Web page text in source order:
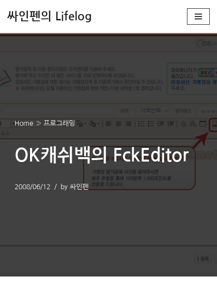
건
싸인펜의 Lifelog
Home » 프로그래밍
OK캐쉬백의 FckEditor
2008/06/12 by 싸인펜